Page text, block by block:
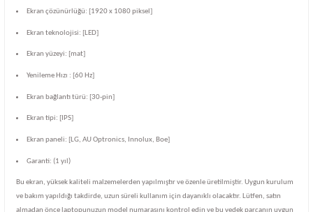
Ekran çözünürlüğü: [1920 x 1080 piksel]
Ekran teknolojisi: [LED]
Ekran yüzeyi: [mat]
Yenileme Hızı : [60 Hz]
Ekran bağlantı türü: [30-pin]
Ekran tipi: [IPS]
Ekran paneli: [LG, AU Optronics, Innolux, Boe]
Garanti: (1 yıl)
Bu ekran, yüksek kaliteli malzemelerden yapılmıştır ve özenle üretilmiştir. Uygun kurulum
ve bakım yapıldığı takdirde, uzun süreli kullanım için dayanıklı olacaktır. Lütfen, satın
almadan önce laptopunuzun model numarasını kontrol edin ve bu yedek parçanın uygun